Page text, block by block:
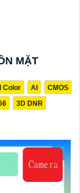
MẶT
Color AI
CMOS
3D DNR